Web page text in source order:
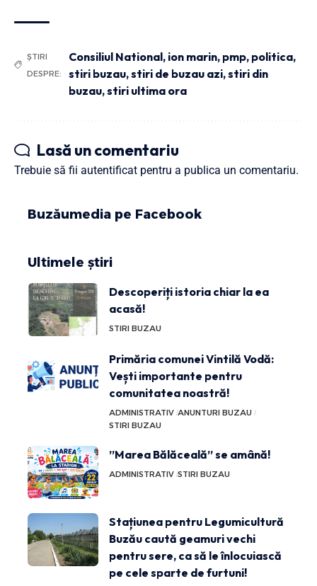
ȘTIRI
DESPRE:
Consiliul National, ion marin, pmp, politica,
stiri buzau,stiri de buzau azi,stiri din
buzau,stiri ultima ora
Lasă un comentariu
Trebuie să fii autentificat pentru a publica un comentariu.
Buzăumedia pe Facebook
Ultimele știri
Descoperiți istoria chiar la ea
acasă!
STIRI BUZAU
Primăria comunei Vintilă Vodă:
Vești importante pentru
comunitatea noastră!
ADMINISTRATIV ANUNTURI BUZAU
STIRI BUZAU
”Marea Bălăceală” se amână!
ADMINISTRATIV STIRI BUZAU
Stațiunea pentru Legumicultură
Buzău caută geamuri vechi
pentru sere, ca să le înlocuiască
pe cele sparte de furtuni!